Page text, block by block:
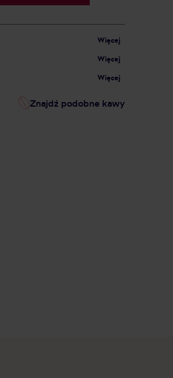
Więcej
Więcej
Więcej
Znajdź podobne kawy